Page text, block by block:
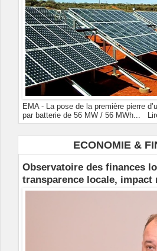
EMA - La pose de la première pierre
par batterie de 56 MW / 56 MWh...
ECONOMIE &
Observatoire des finances
transparence locale, impact